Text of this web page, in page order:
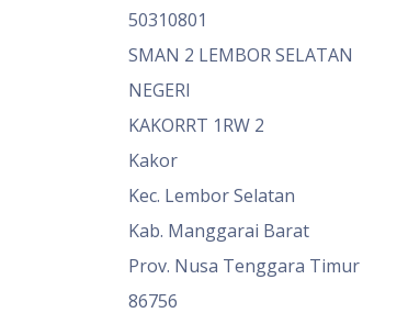
50310801
SMAN 2 LEMBOR SELATAN
NEGERI
KAKORRT 1RW 2
Kakor
Kec. Lembor Selatan
Kab. Manggarai Barat
Prov. Nusa Tenggara Timur
86756